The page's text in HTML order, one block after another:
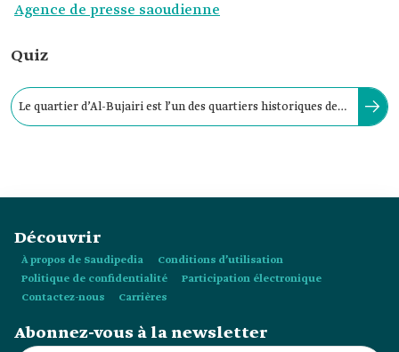
Agence de presse saoudienne
Quiz
Le quartier d’Al-Bujairi est l’un des quartiers historiques de
Découvrir
À propos de Saudipedia
Conditions d’utilisation
Politique de confidentialité
Participation électronique
Contactez-nous
Carrières
Abonnez-vous à la newsletter